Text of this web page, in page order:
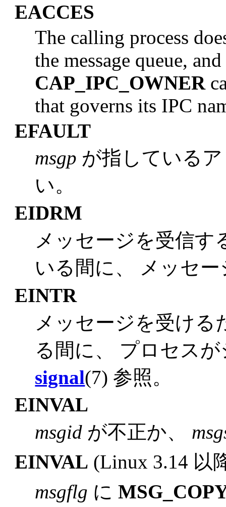
EACCES
The calling process
the message queue,
CAP_IPC_OWNER
that governs its IPC
EFAULT
msgp が指している
い。
EIDRM
メッセージを受信す
いる間に、 メッセ
EINTR
メッセージを受け
る間に、 プロセス
signal(7) 参照。
EINVAL
msgid が不正か、
EINVAL (Linux 3.14 以
msgflg に